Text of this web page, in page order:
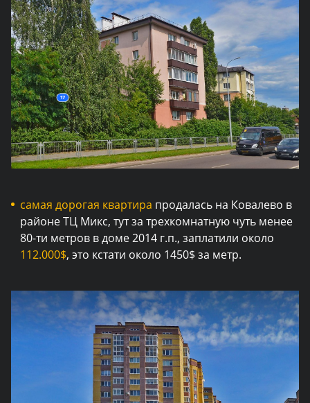
самая дорогая квартира продалась на Ковалево в
районе ТЦ Микс, тут за трехкомнатную чуть менее
80-ти метров в доме 2014 г.п., заплатили около
112.000$, это кстати около 1450$ за метр.